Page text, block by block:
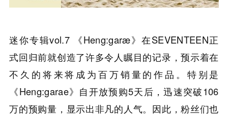
迷你专辑vol.7 《Heng:garæ》在SEVENTEEN正
式回归前就创造了许多令人瞩目的记录，预示着在
不久的将来将成为百万销量的作品。特别是
《Heng:garae》自开放预购5天后，迅速突破106
万的预购量，显示出非凡的人气。因此，粉丝们也